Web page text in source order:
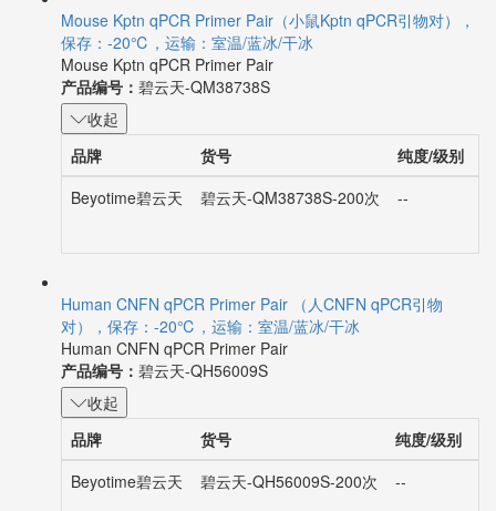
Mouse Kptn qPCR Primer Pair（小鼠Kptn qPCR引物对），
保存：-20℃，运输：室温/蓝冰/干冰
Mouse Kptn qPCR Primer Pair
产品编号： 碧云天-QM38738S
收起
品牌
货号 纯度/级别
Beyotime碧云天
碧云天-QM38738S-200次 --
Human CNFN qPCR Primer Pair （人CNFN qPCR引物
对），保存：-20℃，运输：室温/蓝冰/干冰
Human CNFN qPCR Primer Pair
产品编号： 碧云天-QH56009S
收起
品牌
货号 纯度/级别
Beyotime碧云天
碧云天-QH56009S-200次 --